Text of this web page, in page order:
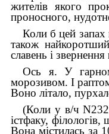
жителів якого
проносного,
Коли б цей запах
також
славень і
Ось я. У
морозивом. І
Воно літало,
(Коли у в/ч
істфаку,
Вона містилась за